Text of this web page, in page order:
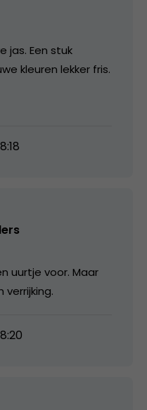
jas. Een stuk
kleuren lekker fris.
uurtje voor. Maar